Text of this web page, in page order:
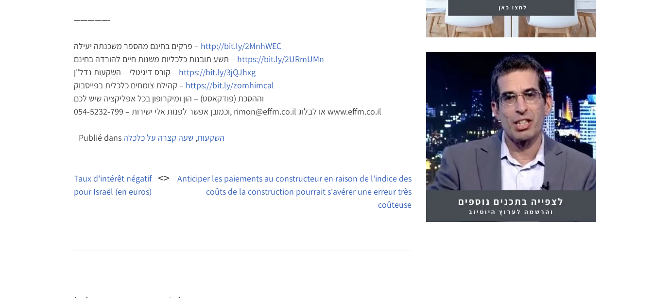
—————-
פרקים בחינם מהספר משכנתה יעילה – http://bit.ly/2MnhWEC​
תשע תובנות כלכליות משנות חיים להורדה בחינם – https://bit.ly/2URmUMn​
קורס דיגיטלי – השקעות נדל"ן – https://bit.ly/3jQJhxg​
קהילת צומחים כלכלית בפייסבוק – https://bit.ly/zomhimcal​
וההסכת (פודקאסט) – הון ומיקרופון בכל אפליקציה שיש לכם
וכמובן אפשר לפנות אלי ישירות – 054-5232-799, rimon@effm.co.il או לבלוג www.effm.co.il
Publié dans השקעות, שעה קצרה על כלכלה
de
l’article
Taux d'intérêt négatif
pour Israël (en euros)
Anticiper les paiements au constructeur en raison de l'indice des
coûts de la construction pourrait s'avérer une erreur très
coûteuse